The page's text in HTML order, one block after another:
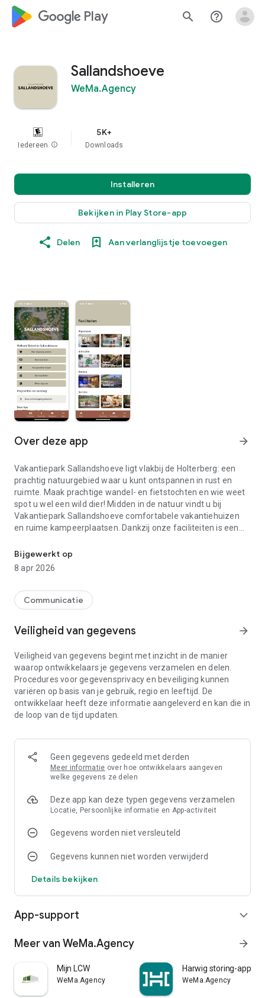
google_logo Play search help_outline
Sallandshoeve
WeMa.Agency
Iedereen info
5K+
Downloads
Installeren
Bekijken in Play Store-app
Delen Aan verlanglijstje toevoegen
Over deze app arrow_forward
Vakantiepark Sallandshoeve ligt vlakbij de Holterberg: een
prachtig natuurgebied waar u kunt ontspannen in rust en
ruimte. Maak prachtige wandel- en fietstochten en wie weet
spot u wel een wild dier! Midden in de natuur vindt u bij
Vakantiepark Sallandshoeve comfortabele vakantiehuizen
en ruime kampeerplaatsen. Dankzij onze faciliteiten is een
vakantie in Overijssel is werkelijk een verademing.
Bijgewerkt op
8 apr 2026
Communicatie
Veiligheid van gegevens arrow_forward
Veiligheid van gegevens begint met inzicht in de manier
waarop ontwikkelaars je gegevens verzamelen en delen.
Procedures voor gegevensprivacy en beveiliging kunnen
variëren op basis van je gebruik, regio en leeftijd. De
ontwikkelaar heeft deze informatie aangeleverd en kan die in
de loop van de tijd updaten.
Geen gegevens gedeeld met derden
Meer informatie over hoe ontwikkelaars aangeven
welke gegevens ze delen
Deze app kan deze typen gegevens verzamelen
Locatie, Persoonlijke informatie en App-activiteit
Gegevens worden niet versleuteld
Gegevens kunnen niet worden verwijderd
Details bekijken
App-support expand_more
Meer van WeMa.Agency arrow_forward
Mijn LCW
WeMa.Agency
Harwig storing-app
WeMa.Agency